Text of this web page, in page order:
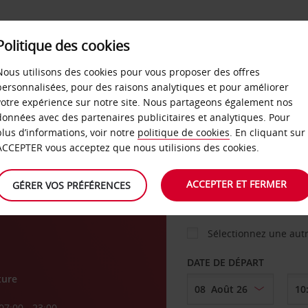
LIBRE-SERVICE
VOITURE
AGENCE DE DÉPART
Sélectionnez une
DATE DE DÉPART
des cookies
utilisons des cookies pour vous proposer des offres
pour des raisons analytiques et pour améliorer
expérience sur notre site. Nous partageons également nos
avec des partenaires publicitaires et analytiques. Pour
d’informations, voir notre politique de cookies. En cliquant sur
vous acceptez que nous utilisions des cookies.
GÉRER VOS PRÉFÉRENCES ACCEPTER ET FERMER